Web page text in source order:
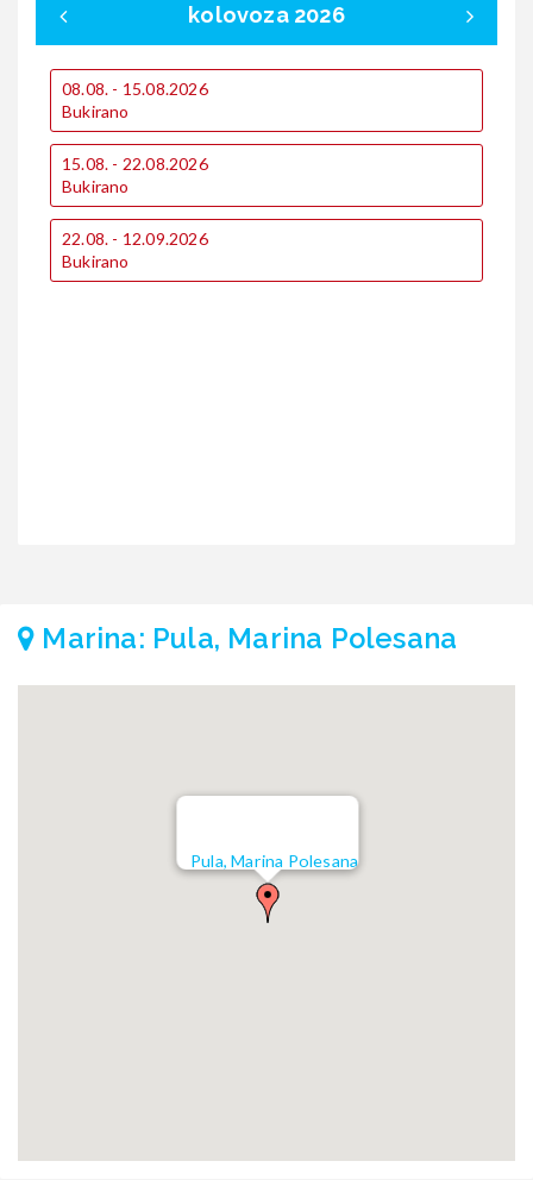
kolovoza 2026
08.08. - 15.08.2026
Bukirano
15.08. - 22.08.2026
Bukirano
22.08. - 12.09.2026
Bukirano
Marina: Pula, Marina Polesana
Pula, Marina Polesana